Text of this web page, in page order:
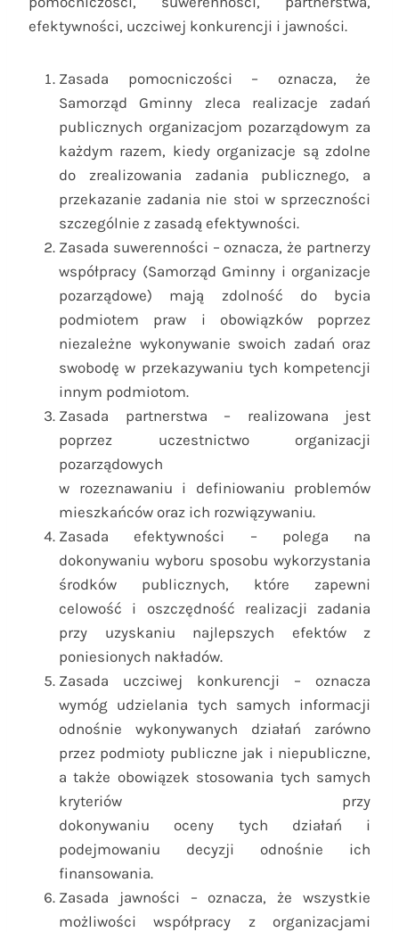
efektywności, uczciwej konkurencji i jawności.
Zasada pomocniczości – oznacza, że
Samorząd Gminny zleca realizacje zadań
publicznych organizacjom pozarządowym za
każdym razem, kiedy organizacje są zdolne
do zrealizowania zadania publicznego, a
przekazanie zadania nie stoi w sprzeczności
szczególnie z zasadą efektywności.
Zasada suwerenności – oznacza, że partnerzy
współpracy (Samorząd Gminny i organizacje
pozarządowe) mają zdolność do bycia
podmiotem praw i obowiązków poprzez
niezależne wykonywanie swoich zadań oraz
swobodę w przekazywaniu tych kompetencji
innym podmiotom.
Zasada partnerstwa – realizowana jest
poprzez uczestnictwo organizacji
pozarządowych
w rozeznawaniu i definiowaniu problemów
mieszkańców oraz ich rozwiązywaniu.
Zasada efektywności – polega na
dokonywaniu wyboru sposobu wykorzystania
środków publicznych, które zapewni
celowość i oszczędność realizacji zadania
przy uzyskaniu najlepszych efektów z
poniesionych nakładów.
Zasada uczciwej konkurencji – oznacza
wymóg udzielania tych samych informacji
odnośnie wykonywanych działań zarówno
przez podmioty publiczne jak i niepubliczne,
a także obowiązek stosowania tych samych
kryteriów przy
dokonywaniu oceny tych działań i
podejmowaniu decyzji odnośnie ich
finansowania.
Zasada jawności – oznacza, że wszystkie
możliwości współpracy z organizacjami